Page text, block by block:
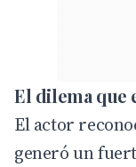
El dilema que
El actor
generó un